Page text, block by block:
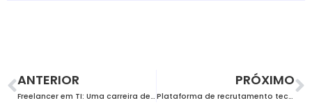
ANTERIOR
Freelancer em TI: Uma carreira de liberdade e oportunidades
PRÓXIMO
Plataforma de recrutamento tech: 6 motivos para escolher a GeekHunter